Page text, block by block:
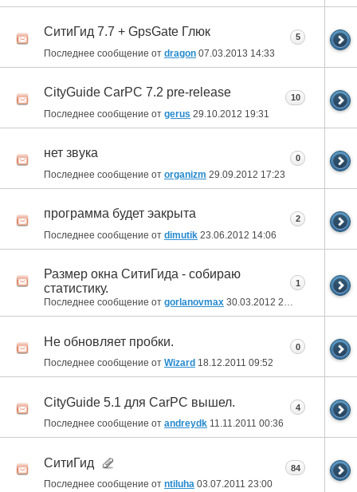
СитиГид 7.7 + GpsGate Глюк
Последнее сообщение от dragon 07.03.2013 14:33
5
CityGuide CarPC 7.2 pre-release
Последнее сообщение от gerus 29.10.2012 19:31
10
нет звука
Последнее сообщение от organizm 29.09.2012 17:23
0
программа будет эакрыта
Последнее сообщение от dimutik 23.06.2012 14:06
2
Размер окна СитиГида - собираю
статистику.
Последнее сообщение от gorlanovmax 30.03.2012 23:10
1
Не обновляет пробки.
Последнее сообщение от Wizard 18.12.2011 09:52
0
CityGuide 5.1 для CarPC вышел.
Последнее сообщение от andreydk 11.11.2011 00:36
4
СитиГид
Последнее сообщение от ntiluha 03.07.2011 23:00
84